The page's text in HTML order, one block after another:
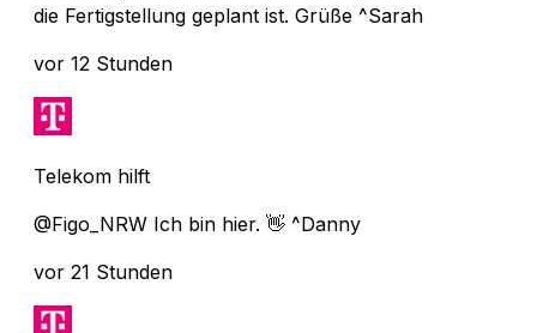
die Fertigstellung geplant ist. Grüße ^Sarah
vor 12 Stunden
Telekom hilft
@Figo_NRW Ich bin hier. 👋 ^Danny
vor 21 Stunden